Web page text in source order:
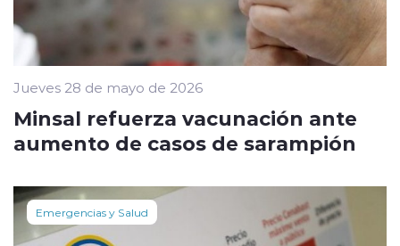
Jueves 28 de mayo de 2026
Minsal refuerza vacunación ante
aumento de casos de sarampión
Emergencias y Salud